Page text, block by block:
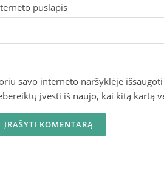
puslapis
savo interneto naršyklėje
įvesti iš naujo, kai kitą kartą